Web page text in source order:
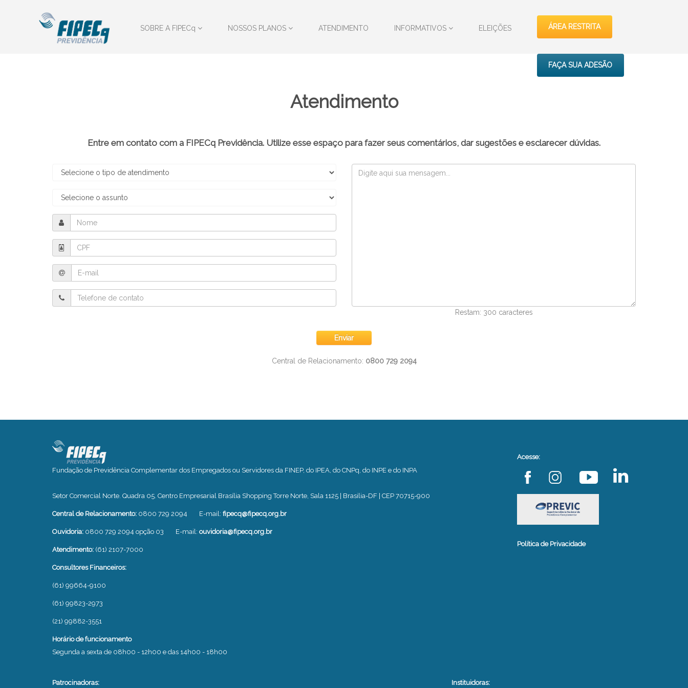
SOBRE A FIPECq NOSSOS PLANOS ATENDIMENTO INFORMATIVOS ELEIÇÕES ÁREA RESTRITA
FAÇA SUA ADESÃO
Atendimento
Entre em contato com a FIPECq Previdência. Utilize esse espaço para fazer seus comentários, dar sugestões e esclarecer dúvidas.
Restam: 300 caracteres
Central de Relacionamento: 0800 729 2094
Fundação de Previdência Complementar dos Empregados ou Servidores da FINEP, do IPEA, do CNPq, do INPE e do INPA
Setor Comercial Norte. Quadra 05. Centro Empresarial Brasília Shopping Torre Norte, Sala 1125 | Brasilia-DF | CEP 70715-900
Central de Relacionamento: 0800 729 2094 E-mail: fipecq@fipecq.org.br
Ouvidoria: 0800 729 2094 opção 03 E-mail: ouvidoria@fipecq.org.br
Atendimento: (61) 2107-7000
Consultores Financeiros:
(61) 99664-9100
(61) 99823-2973
(21) 99882-3551
Horário de funcionamento
Segunda a sexta de 08h00 - 12h00 e das 14h00 - 18h00
Acesse:
Política de Privacidade
Patrocinadoras: Instituidoras: